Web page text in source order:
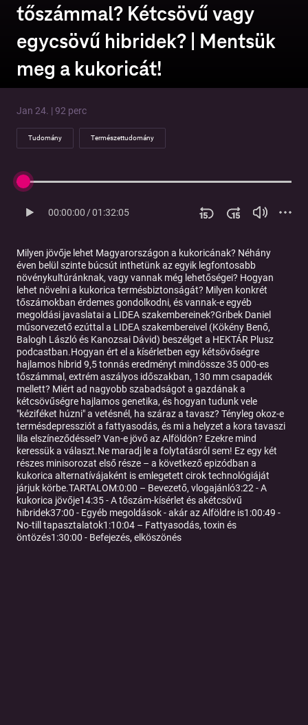
tőszámmal? Kétcsövű vagy
egycsövű hibridek? | Mentsük
meg a kukoricát!
Jan 24. | 92 perc
Tudomány Természettudomány
00:00:00/01:32:05
Milyen jövője lehet Magyarországon a kukoricának? Néhány
éven belül szinte búcsút inthetünk az egyik legfontosabb
növénykultúránknak, vagy vannak még lehetőségei? Hogyan
lehet növelni a kukorica termésbiztonságát? Milyen konkrét
tőszámokban érdemes gondolkodni, és vannak-e egyéb
megoldási javaslatai a LIDEA szakembereinek?Gribek Daniel
műsorvezető ezúttal a LIDEA szakembereivel (Kökény Benő,
Balogh László és Kanozsai Dávid) beszélget a HEKTÁR Plusz
podcastban.Hogyan ért el a kísérletben egy kétsövőségre
hajlamos hibrid 9,5 tonnás eredményt mindössze 35 000-es
tőszámmal, extrém aszályos időszakban, 130 mm csapadék
mellett? Miért ad nagyobb szabadságot a gazdának a
kétcsövűségre hajlamos genetika, és hogyan tudunk vele
"kéziféket húzni" a vetésnél, ha száraz a tavasz? Tényleg okoz-e
termésdepressziót a fattyasodás, és mi a helyzet a kora tavaszi
lila elszíneződéssel? Van-e jövő az Alföldön? Ezekre mind
keressük a választ.Ne maradj le a folytatásról sem! Ez egy két
részes minisorozat első része – a következő epizódban a
kukorica alternatívájaként is emlegetett cirok technológiáját
járjuk körbe.TARTALOM:0:00 – Bevezető, vlogajánló3:22 - A
kukorica jövője14:35 - A tőszám-kísérlet és akétcsövű
hibridek37:00 - Egyéb megoldások - akár az Alföldre is1:00:49 -
No-till tapasztalatok1:10:04 – Fattyasodás, toxin és
öntözés1:30:00 - Befejezés, elköszönés